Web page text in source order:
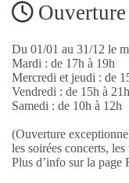
Ouverture
Du 01/01 au 31/12 le
Mardi : de 17h à 19h
Mercredi et jeudi : de
Vendredi : de 15h à
Samedi : de 10h à 12h
(Ouverture
les soirées concerts,
Plus d’info sur la page